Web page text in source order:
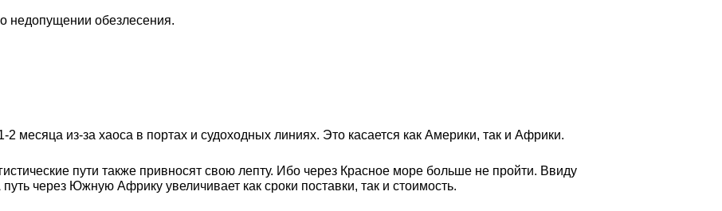
недопущении обезлесения.
месяца из-за хаоса в портах и судоходных линиях. Это касается как Америки, так и Африки.
пути также привносят свою лепту. Ибо через Красное море больше не пройти. Ввиду
через Южную Африку увеличивает как сроки поставки, так и стоимость.